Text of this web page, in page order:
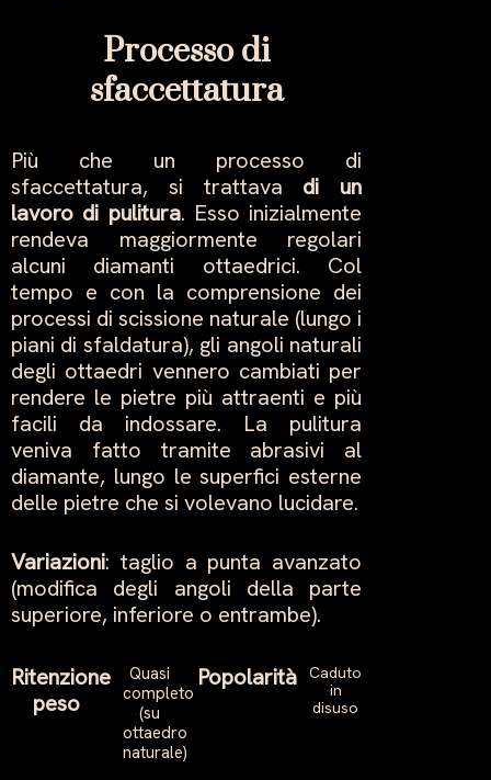
Processo di
sfaccettatura
Più che un processo di
sfaccettatura, si trattava di un
lavoro di pulitura. Esso inizialmente
rendeva maggiormente regolari
alcuni diamanti ottaedrici. Col
tempo e con la comprensione dei
processi di scissione naturale (lungo i
piani di sfaldatura), gli angoli naturali
degli ottaedri vennero cambiati per
rendere le pietre più attraenti e più
facili da indossare. La pulitura
veniva fatto tramite abrasivi al
diamante, lungo le superfici esterne
delle pietre che si volevano lucidare.
Variazioni: taglio a punta avanzato
(modifica degli angoli della parte
superiore, inferiore o entrambe).
Ritenzione
peso
Quasi
completo
(su
ottaedro
naturale)
Popolarità
Caduto
in
disuso